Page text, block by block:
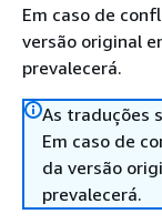
Em caso de
versão original
prevalecerá.
As traduções
Em caso de
da versão
prevalecerá.